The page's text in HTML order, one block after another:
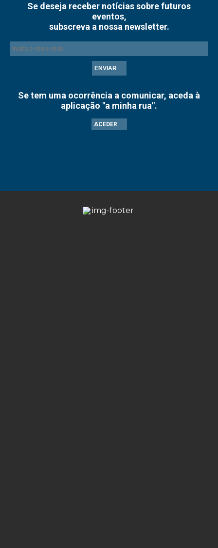
Se deseja receber notícias sobre futuros
eventos,
subscreva a nossa newsletter.
ENVIAR
Se tem uma ocorrência a comunicar, aceda à
aplicação "a minha rua".
ACEDER